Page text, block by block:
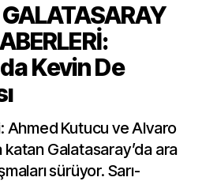
Kevin De
Ahmed Kutucu ve Alvaro
katan Galatasaray’da ara
sürüyor. Sarı-